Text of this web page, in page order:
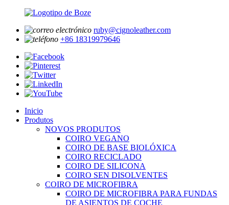
ruby@cignoleather.com
+86 18319979646
Inicio
Produtos
NOVOS PRODUTOS
COIRO VEGANO
COIRO DE BASE BIOLÓXICA
COIRO RECICLADO
COIRO DE SILICONA
COIRO SEN DISOLVENTES
COIRO DE MICROFIBRA
COIRO DE MICROFIBRA PARA FUNDAS
DE ASIENTOS DE COCHE